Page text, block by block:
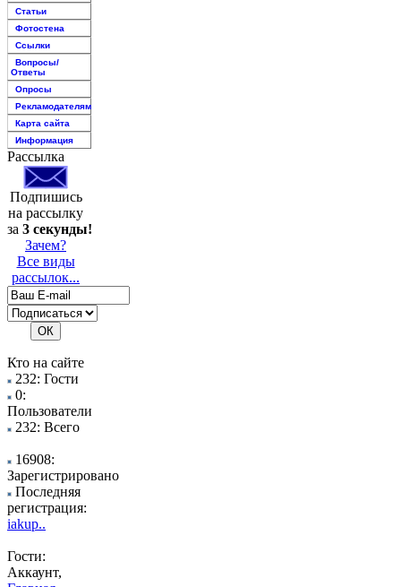
Статьи
Фотостена
Ссылки
Вопросы/
Ответы
Опросы
Рекламодателям
Карта сайта
Информация
Рассылка
Подпишись
на рассылку
за 3 секунды!
Зачем?
Все виды
рассылок...
Кто на сайте
232: Гости
0:
Пользователи
232: Всего
16908:
Зарегистрировано
Последняя
регистрация:
iakup..
Гости:
Аккаунт,